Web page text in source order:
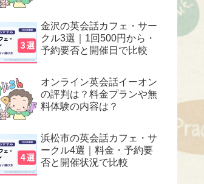
金沢の英会話カフェ・サー
クル3選｜1回500円から・
予約要否と開催日で比較
オンライン英会話イーオン
の評判は？料金プランや無
料体験の内容は？
浜松市の英会話カフェ・サ
ークル4選｜料金・予約要
否と開催状況で比較